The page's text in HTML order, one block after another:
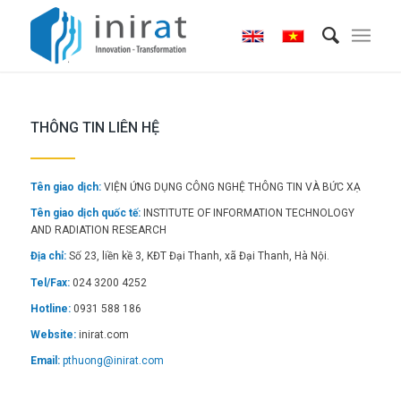
THÔNG TIN LIÊN HỆ
Tên giao dịch:VIỆN ỨNG DỤNG CÔNG NGHỆ THÔNG TIN VÀ BỨC XẠ
Tên giao dịch quốc tế:INSTITUTE OF INFORMATION TECHNOLOGY
AND RADIATION RESEARCH
Địa chỉ: Số 23, liền kề 3, KĐT Đại Thanh, xã Đại Thanh, Hà Nội.
Tel/Fax:024 3200 4252
Hotline:0931 588 186
Website:inirat.com
Email: pthuong@inirat.com